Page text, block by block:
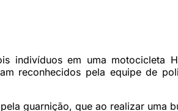
em uma motocicleta
reconhecidos pela equipe de
guarnição, que ao realizar uma